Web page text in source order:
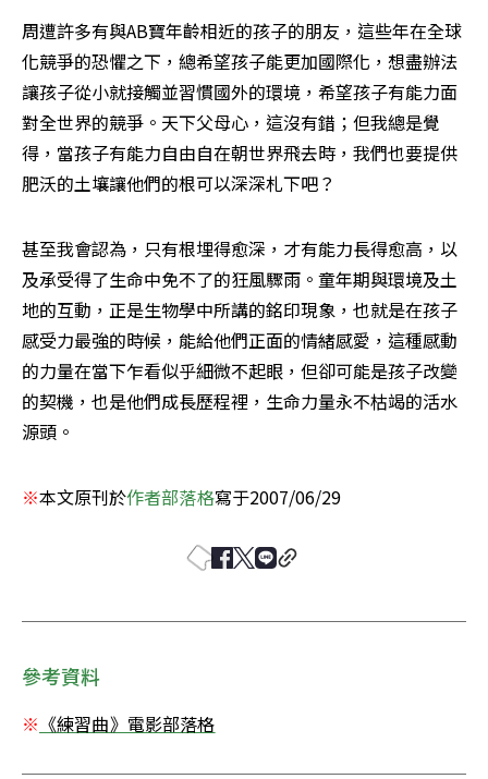
周遭許多有與AB寶年齡相近的孩子的朋友，這些年在全球
化競爭的恐懼之下，總希望孩子能更加國際化，想盡辦法
讓孩子從小就接觸並習慣國外的環境，希望孩子有能力面
對全世界的競爭。天下父母心，這沒有錯；但我總是覺
得，當孩子有能力自由自在朝世界飛去時，我們也要提供
肥沃的土壤讓他們的根可以深深札下吧？
甚至我會認為，只有根埋得愈深，才有能力長得愈高，以
及承受得了生命中免不了的狂風驟雨。童年期與環境及土
地的互動，正是生物學中所講的銘印現象，也就是在孩子
感受力最強的時候，能給他們正面的情緒感愛，這種感動
的力量在當下乍看似乎細微不起眼，但卻可能是孩子改變
的契機，也是他們成長歷程裡，生命力量永不枯竭的活水
源頭。
※本文原刊於作者部落格寫于2007/06/29
參考資料
※ 《練習曲》電影部落格